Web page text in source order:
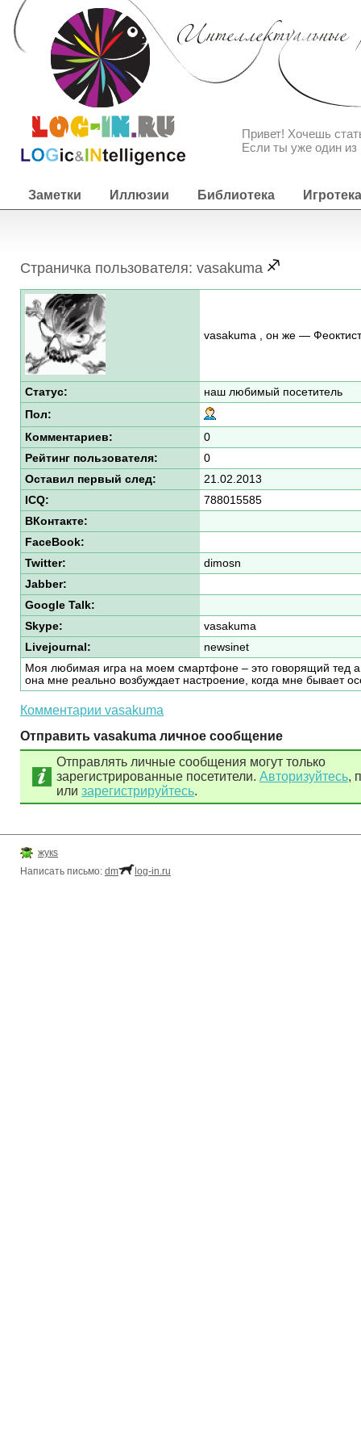
Привет! Хочешь
Если ты уже один из
Заметки Иллюзии Библиотека Игротека
Страничка пользователя: vasakuma
vasakuma , он же —
Статус:
наш любимый посетитель
Пол:
Комментариев:
0
Рейтинг пользователя:
0
Оставил первый след:
21.02.2013
ICQ:
788015585
ВКонтакте:
FaceBook:
Twitter:
dimosn
Jabber:
Google Talk:
Skype:
vasakuma
Livejournal:
newsinet
Моя любимая игра на моем смартфоне – это говорящий тед
она мне реально возбуждает настроение, когда мне бывает
Комментарии vasakuma
Отправить vasakuma личное сообщение
Отправлять личные сообщения могут только
зарегистрированные посетители. Авторизуйтесь,
или зарегистрируйтесь.
жукs
Написать письмо: dm log-in.ru